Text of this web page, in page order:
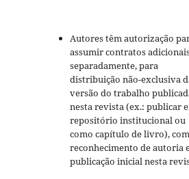
Autores têm autorização
assumir contratos
separadamente, para
distribuição não-exclusiva
versão do trabalho
nesta revista (ex.: publicar
repositório institucional ou
como capítulo de livro), com
reconhecimento de autoria
publicação inicial nesta